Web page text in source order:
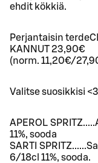
ehdit kökkiä.
Perjantaisin
KANNUT 23,90€
(norm. 11,20€/
Valitse suosikkisi <3
APEROL
11%, sooda
SARTI
6/18cl 11%, sooda.